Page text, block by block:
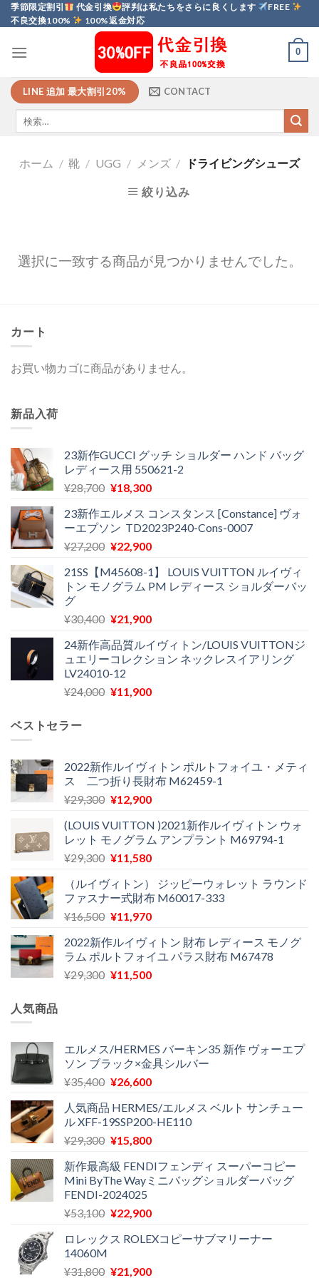
Skip
to
季節限定割引 代金引換 評判は私たちをさらに良くします
FREE
不良交換100%
100%返金対応
0
LINE 追加 最大割引20% CONTACT
ホーム / 靴 / UGG / メンズ / ドライビングシューズ
絞り込み
選択に一致する商品が見つかりませんでした。
カート
お買い物カゴに商品がありません。
新品入荷
23新作GUCCI グッチ ショルダー ハンド バッグ
レディース用 550621-2
¥28,700 元
価
格
は
で
し
¥18,300現
の
価
格
¥18,300
で
23新作エルメス コンスタンス [Constance] ヴォ
ーエプソン TD2023P240-Cons-0007
¥27,200 元
価
格
¥27,200
し
た。
¥22,900現
の
価
は
で
す。
21SS【M45608-1】 LOUIS VUITTON ルイヴィ
トン モノグラム PM レディース ショルダーバッ
グ
¥30,400 元
価
格
は
¥30,400
¥21,900現
の
価
は
24新作高品質ルイヴィトン/LOUIS VUITTONジ
ュエリーコレクション ネックレスイアリング
LV24010-12
¥24,000 元
¥24,000
で
し
¥11,900現
は
¥11,900
で
ベストセラー
2022新作ルイヴィトン ポルトフォイユ・メティ
ス 二つ折り長財布 M62459-1
¥29,300 元
価
格
は
で
し
た。
¥12,900現
の
価
格
¥12,900
で
す。
(LOUIS VUITTON )2021新作ルイヴィトン ウォ
レット モノグラム アンプラント M69794-1
¥29,300 元
価
格
は
で
し
た。
¥11,580現
の
価
格
¥11,580
で
す。
（ルイヴィトン） ジッピーウォレット ラウンド
ファスナー式財布 M60017-333
¥16,500 元
価
格
は
¥11,970現
の
価
格
2022新作ルイヴィトン 財布 レディース モノグ
ラム ポルトフォイユ パラス財布 M67478
¥29,300 元
¥29,300
で
し
¥11,500現
は
¥11,500
で
人気商品
エルメス/HERMES バーキン35 新作 ヴォーエプ
ソン ブラック×金具シルバー
¥35,400 元
価
格
は
で
し
た。
¥26,600現
の
価
格
¥26,600
で
人気商品 HERMES/エルメス ベルト サンチュー
ル XFF-19SSP200-HE110
¥29,300 元
価
格
は
¥29,300
し
¥15,800現
の
価
は
で
新作最高級 FENDIフェンディ スーパーコピー
Mini ByThe Wayミニバッグショルダーバッグ
FENDI-2024025
¥53,100 元
価
は
¥22,900現
の
格
ロレックス ROLEXコピーサブマリーナー
14060M
¥31,800 元
¥21,900現